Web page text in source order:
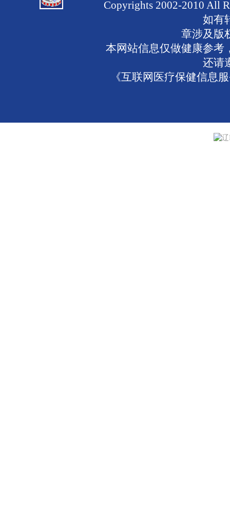
Copyrights 2002-2010 All
如有
章涉及版
本网站信息仅做健康参考
还请
《互联网医疗保健信息
辽